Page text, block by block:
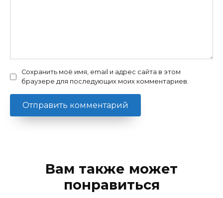
Сохранить моё имя, email и адрес сайта в этом
браузере для последующих моих комментариев.
Вам также может
понравиться